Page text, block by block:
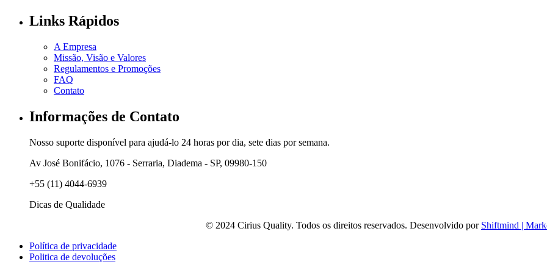
Links Rápidos
A Empresa
Missão, Visão e Valores
Regulamentos e Promoções
FAQ
Contato
Informações de Contato
Nosso suporte disponível para ajudá-lo 24 horas por dia, sete dias por semana.
Av José Bonifácio, 1076 - Serraria, Diadema - SP, 09980-150
+55 (11) 4044-6939
Dicas de Qualidade
© 2024 Cirius Quality. Todos os direitos reservados. Desenvolvido por Shiftmind |
Política de privacidade
Politica de devoluções